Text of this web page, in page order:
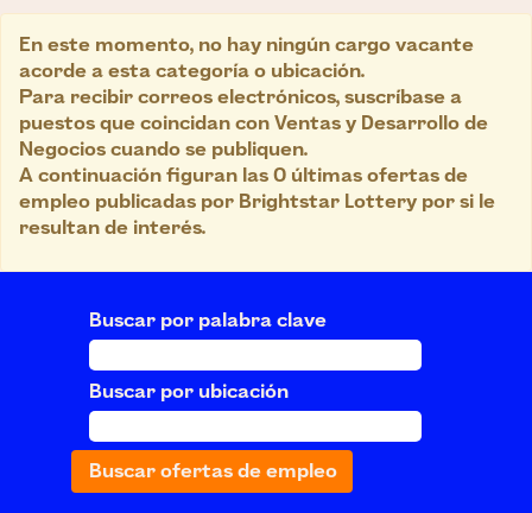
En este momento, no hay ningún cargo vacante
acorde a esta categoría o ubicación.
Para recibir correos electrónicos, suscríbase a
puestos que coincidan con Ventas y Desarrollo de
Negocios cuando se publiquen.
A continuación figuran las 0 últimas ofertas de
empleo publicadas por Brightstar Lottery por si le
resultan de interés.
Buscar por palabra clave
Buscar por ubicación